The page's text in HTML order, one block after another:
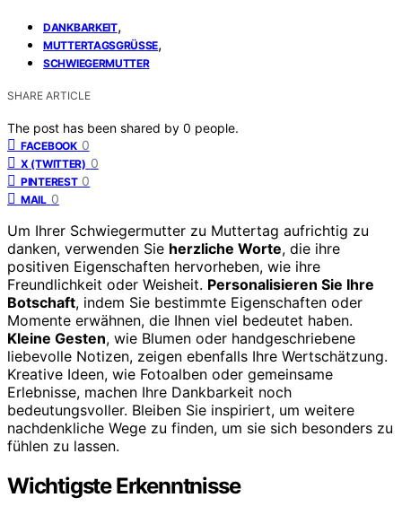
DANKBARKEIT,
MUTTERTAGSGRÜSSE ,
SCHWIEGERMUTTER
SHARE ARTICLE
The post has been shared by 0 people.
FACEBOOK 0
X (TWITTER) 0
PINTEREST 0
MAIL 0
Um Ihrer Schwiegermutter zu Muttertag aufrichtig zu
danken, verwenden Sie herzliche Worte, die ihre
positiven Eigenschaften hervorheben, wie ihre
Freundlichkeit oder Weisheit. Personalisieren Sie Ihre
Botschaft, indem Sie bestimmte Eigenschaften oder
Momente erwähnen, die Ihnen viel bedeutet haben.
Kleine Gesten, wie Blumen oder handgeschriebene
liebevolle Notizen, zeigen ebenfalls Ihre Wertschätzung.
Kreative Ideen, wie Fotoalben oder gemeinsame
Erlebnisse, machen Ihre Dankbarkeit noch
bedeutungsvoller. Bleiben Sie inspiriert, um weitere
nachdenkliche Wege zu finden, um sie sich besonders zu
fühlen zu lassen.
Wichtigste Erkenntnisse